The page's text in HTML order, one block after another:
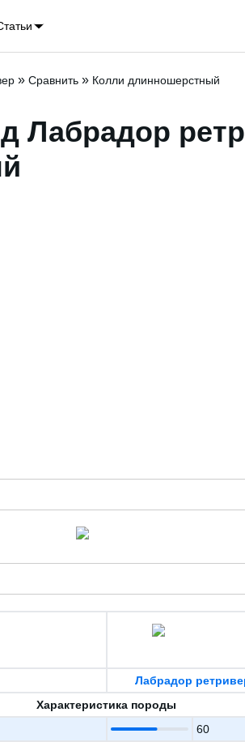
» Сравнить » Колли длинношерстный
Лабрадор
Лабрадор
Характеристика породы
60